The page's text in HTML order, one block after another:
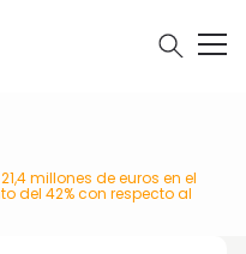
millones de euros en el
del 42% con respecto al